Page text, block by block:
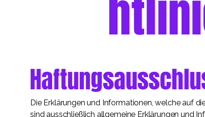
Die Erklärungen und Informationen, welche auf
sind ausschließlich allgemeine Erklärungen und